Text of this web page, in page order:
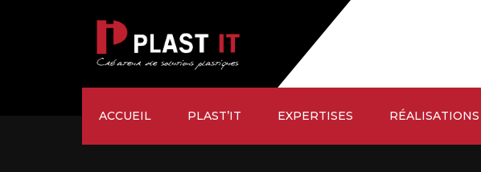
ACCUEIL PLAST’IT EXPERTISES RÉALISATIONS